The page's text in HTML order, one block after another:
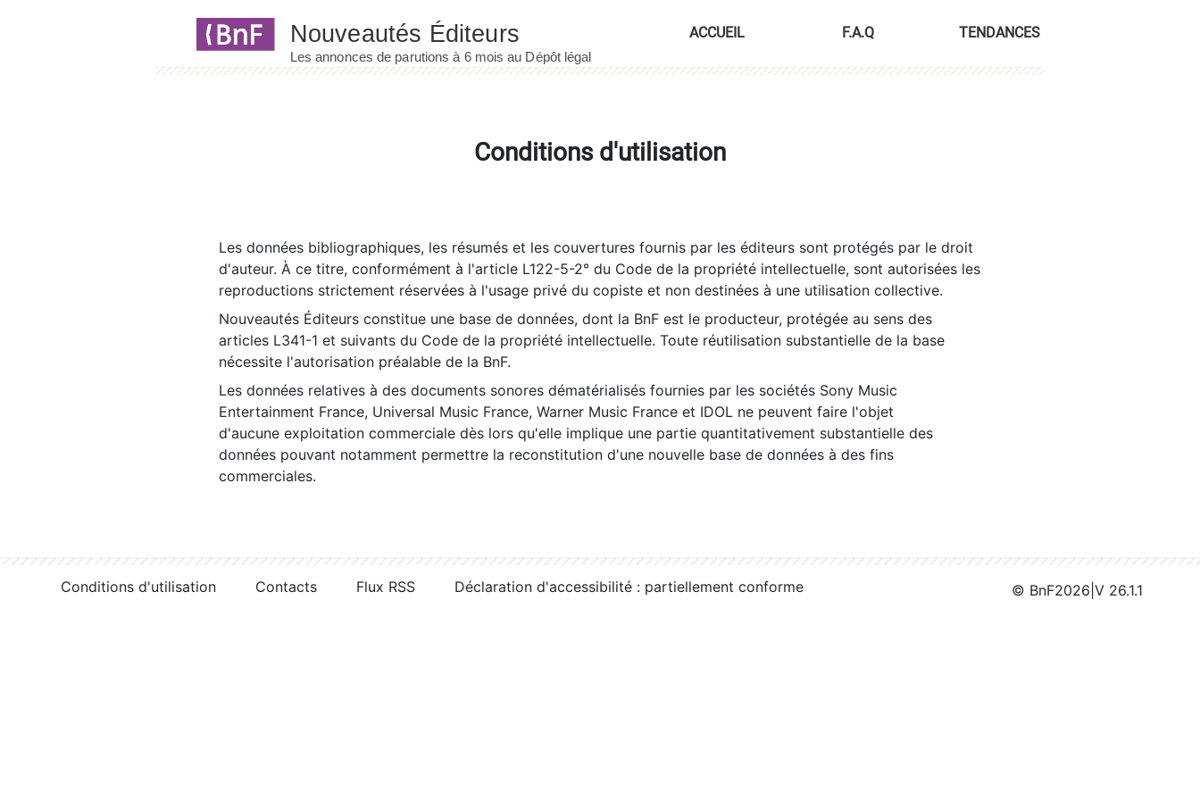
ACCUEIL F.A.Q TENDANCES
Conditions d'utilisation
Les données bibliographiques, les résumés et les couvertures fournis par les éditeurs sont protégés par le droit
d'auteur. À ce titre, conformément à l'article L122-5-2° du Code de la propriété intellectuelle, sont autorisées les
reproductions strictement réservées à l'usage privé du copiste et non destinées à une utilisation collective.
Nouveautés Éditeurs constitue une base de données, dont la BnF est le producteur, protégée au sens des
articles L341-1 et suivants du Code de la propriété intellectuelle. Toute réutilisation substantielle de la base
nécessite l'autorisation préalable de la BnF.
Les données relatives à des documents sonores dématérialisés fournies par les sociétés Sony Music
Entertainment France, Universal Music France, Warner Music France et IDOL ne peuvent faire l'objet
d'aucune exploitation commerciale dès lors qu'elle implique une partie quantitativement substantielle des
données pouvant notamment permettre la reconstitution d'une nouvelle base de données à des fins
commerciales.
Conditions d'utilisation Contacts Flux RSS Déclaration d'accessibilité : partiellement conforme © BnF2026 V 26.1.1